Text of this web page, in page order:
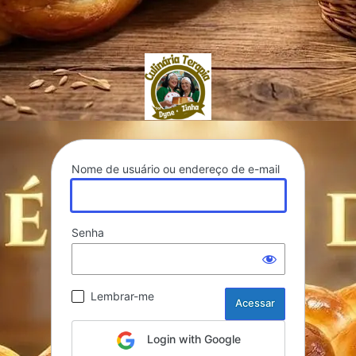
Nome de usuário ou endereço de e-mail
Senha
Lembrar-me
Login with Google